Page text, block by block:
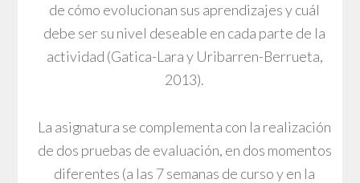
de cómo evolucionan sus aprendizajes y cuál
debe ser su nivel deseable en cada parte de la
actividad (Gatica-Lara y Uribarren-Berrueta,
2013).
La asignatura se complementa con la realización
de dos pruebas de evaluación, en dos momentos
diferentes (a las 7 semanas de curso y en la